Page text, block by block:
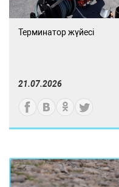
Терминатор жүйесі
21.07.2026